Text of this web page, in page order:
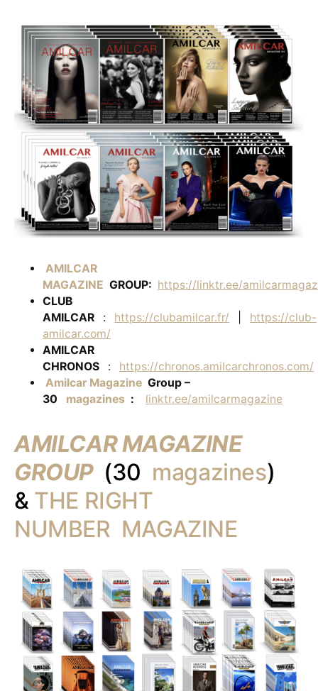
AMILCAR
MAGAZINE GROUP: https://linktr.ee/
CLUB
AMILCAR
: https://clubamilcar.fr/
https://club-
amilcar.com/
AMILCAR
CHRONOS
: https://chronos.amilcarchronos.com/
Amilcar Magazine Group –
30
magazines : linktr.ee/amilcarmagazine
AMILCAR MAGAZINE
GROUP (30 magazines)
& THE RIGHT
NUMBER MAGAZINE